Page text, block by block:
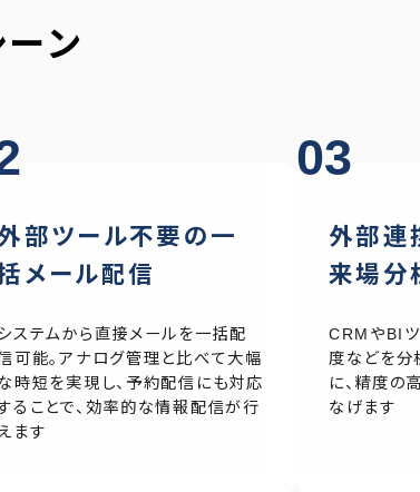
ン
部ツール不要の一
メール配信
ステムから直接メールを一括配
可能。アナログ管理と比べて大幅
時短を実現し、予約配信にも対応
ることで、効率的な情報配信が行
えます
03
外部連
来場分
CRMやBIツ
度などを分
に、精度の
なげます